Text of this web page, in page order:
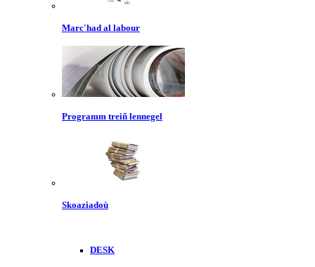
Marc'had al labour
Programm treiñ lennegel
Skoaziadoù
DESK